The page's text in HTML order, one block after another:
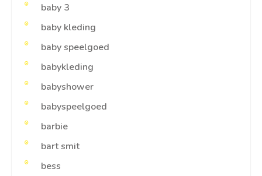
baby 3
baby kleding
baby speelgoed
babykleding
babyshower
babyspeelgoed
barbie
bart smit
bess